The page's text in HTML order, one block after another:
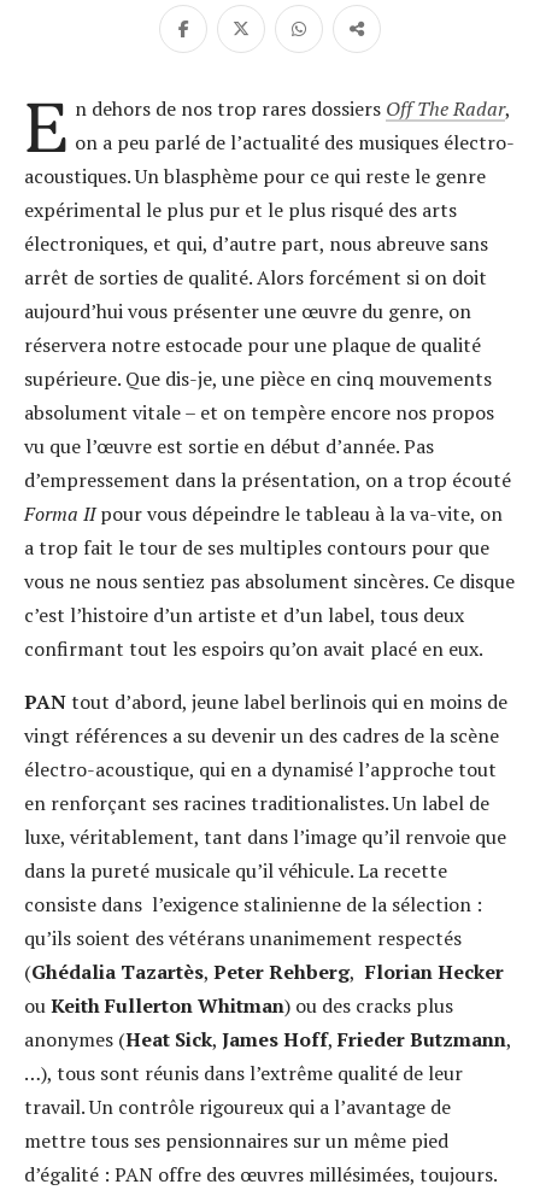
E n dehors de nos trop rares dossiers Off The Radar,
on a peu parlé de l’actualité des musiques électro-
acoustiques. Un blasphème pour ce qui reste le genre
expérimental le plus pur et le plus risqué des arts
électroniques, et qui, d’autre part, nous abreuve sans
arrêt de sorties de qualité. Alors forcément si on doit
aujourd’hui vous présenter une œuvre du genre, on
réservera notre estocade pour une plaque de qualité
supérieure. Que dis-je, une pièce en cinq mouvements
absolument vitale – et on tempère encore nos propos
vu que l’œuvre est sortie en début d’année. Pas
d’empressement dans la présentation, on a trop écouté
Forma IIpour vous dépeindre le tableau à la va-vite, on
a trop fait le tour de ses multiples contours pour que
vous ne nous sentiez pas absolument sincères. Ce disque
c’est l’histoire d’un artiste et d’un label, tous deux
confirmant tout les espoirs qu’on avait placé en eux.
PANtout d’abord, jeune label berlinois qui en moins de
vingt références a su devenir un des cadres de la scène
électro-acoustique, qui en a dynamisé l’approche tout
en renforçant ses racines traditionalistes. Un label de
luxe, véritablement, tant dans l’image qu’il renvoie que
dans la pureté musicale qu’il véhicule. La recette
consiste dans l’exigence stalinienne de la sélection :
qu’ils soient des vétérans unanimement respectés
(Ghédalia Tazartès, Peter Rehberg, Florian Hecker
ouKeith Fullerton Whitman) ou des cracks plus
anonymes (Heat Sick, James Hoff,Frieder Butzmann,
…), tous sont réunis dans l’extrême qualité de leur
travail. Un contrôle rigoureux qui a l’avantage de
mettre tous ses pensionnaires sur un même pied
d’égalité : PAN offre des œuvres millésimées, toujours.